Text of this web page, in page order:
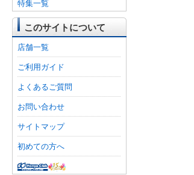
特集一覧
このサイトについて
店舗一覧
ご利用ガイド
よくあるご質問
お問い合わせ
サイトマップ
初めての方へ